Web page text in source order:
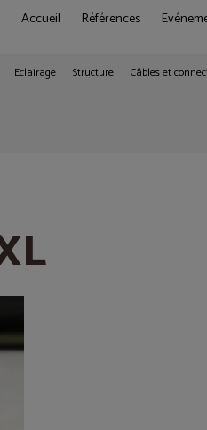
Accueil Références
Eclairage Structure Câbles et